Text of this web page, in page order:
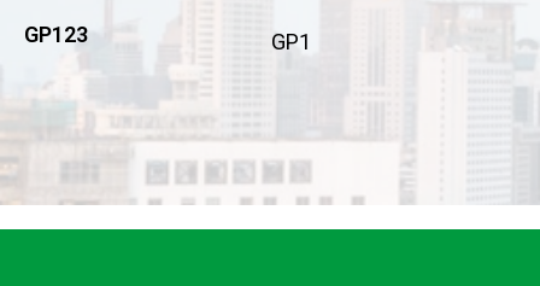
GP123 GP1